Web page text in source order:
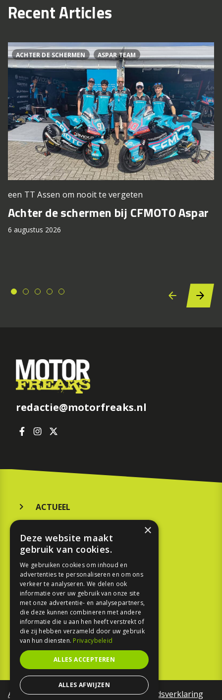
Recent Articles
ACHTER DE SCHERMEN ASPAR TEAM
een TT Assen om nooit te vergeten
Achter de schermen bij CFMOTO Aspar
6 augustus 2026
redactie@motorfreaks.nl
ACTUEEL
KOOPGIDS
TESTEN
SPORT
REPORTAGE
TOUREN
NIEUWSBRIEF
Algemene voorwaardenToegankelijkheidsverklaring
×
Deze website maakt
gebruik van cookies.
We gebruiken cookies om inhoud en
advertenties te personaliseren en om ons
verkeer te analyseren. We delen ook
informatie over uw gebruik van onze site
met onze advertentie- en analysepartners,
die deze kunnen combineren met andere
informatie die u aan hen heeft verstrekt of
die zij hebben verzameld door uw gebruik
van hun diensten. Privacybeleid
ALLES ACCEPTEREN
ALLES AFWIJZEN